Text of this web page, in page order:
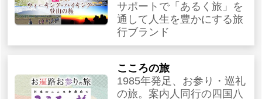
サポートで「あるく旅」を
通して人生を豊かにする旅
行ブランド
こころの旅
1985年発足、お参り・巡礼
の旅。案内人同行の四国八